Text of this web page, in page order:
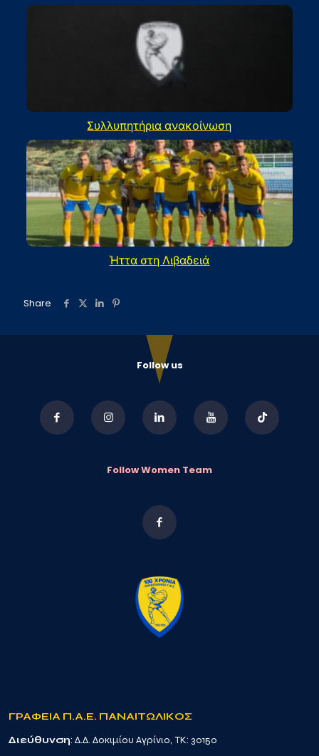
Συλλυπητήρια ανακοίνωση
Ήττα στη Λιβαδειά
Share
Follow us
Follow Women Team
ΓΡΑΦΕΙΑ Π.Α.Ε. ΠΑΝΑΙΤΩΛΙΚΟΣ
Διεύθυνση: Δ.Δ. Δοκιμίου Αγρίνιο, TK: 30150